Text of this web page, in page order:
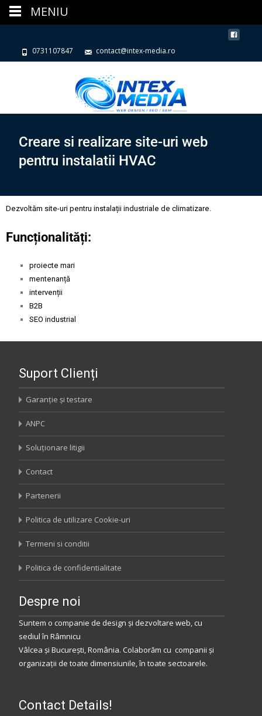
0731107847 contact@intex-media.ro
Creare si realizare site-uri web
pentru instalatii HVAC
Dezvoltăm site-uri pentru instalații industriale de climatizare.
Funcționalități:
proiecte mari
mentenanță
intervenții
B2B
SEO industrial
Suport Clienți
Garanție și testare
ANPC
Soluționare litigii
Contact
Partenerii
Politica de utilizare Cookie-uri
Termeni si conditii
Politica de confidentialitate
Despre noi
Suntem o companie de design și dezvoltare web, cu
sediulîn Râmnicu
Vâlcea și București,România. Colaborăm cu companii și
organizații de toate dimensiunile, în toate sectoarele.
Contact Details!
MENIU